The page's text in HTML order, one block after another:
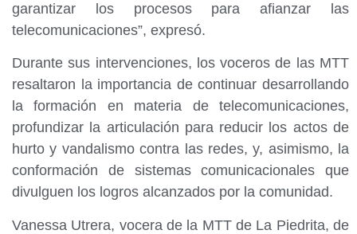
garantizar los procesos para afianzar las
telecomunicaciones”, expresó.
Durante sus intervenciones, los voceros de las MTT
resaltaron la importancia de continuar desarrollando
la formación en materia de telecomunicaciones,
profundizar la articulación para reducir los actos de
hurto y vandalismo contra las redes, y, asimismo, la
conformación de sistemas comunicacionales que
divulguen los logros alcanzados por la comunidad.
Vanessa Utrera, vocera de la MTT de La Piedrita, de